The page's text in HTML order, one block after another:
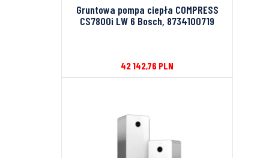
Gruntowa pompa ciepła COMPRESS
CS7800i LW 6 Bosch, 8734100719
42 142,76 PLN